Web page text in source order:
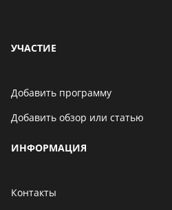
УЧАСТИЕ
Добавить программу
Добавить обзор или статью
ИНФОРМАЦИЯ
Контакты